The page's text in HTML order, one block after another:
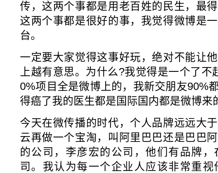
传，这两个事都是用老百姓的民生，最
这两个事都是很好的事，我觉得微博是
台。
一定要大家觉得这事好玩，绝对不能让
上越有意思。为什么?我觉得是一个了
0%项目全是微博上的，我新交朋友90%
得癌了我的医生都是国际国内都是微博来
今天在微传播的时代，个人品牌远远大
云再做一个宝淘，叫阿里巴巴还是巴巴
的公司，李彦宏的公司，他们有品牌
司。我认为每一个企业人应该非常重